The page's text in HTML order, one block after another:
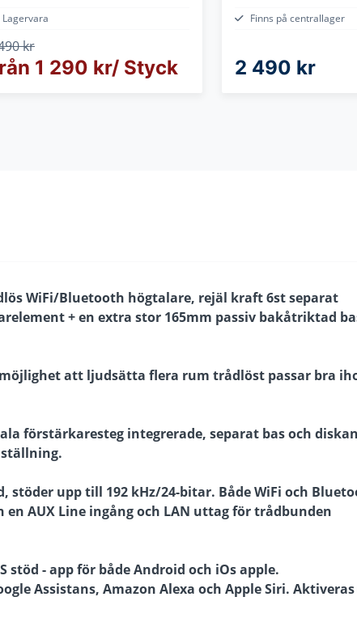
Lagervara
kr
1 290 kr/ Styck
Finns på centrallager
2 490 kr
WiFi/Bluetooth högtalare, rejäl kraft 6st separat
+ en extra stor 165mm passiv bakåtriktad
att ljudsätta flera rum trådlöst passar bra
förstärkaresteg integrerade, separat bas och
upp till 192 kHz/24-bitar. Både WiFi och
AUX Line ingång och LAN uttag för trådbunden
- app för både Android och iOs apple.
Assistans, Amazon Alexa och Apple Siri.